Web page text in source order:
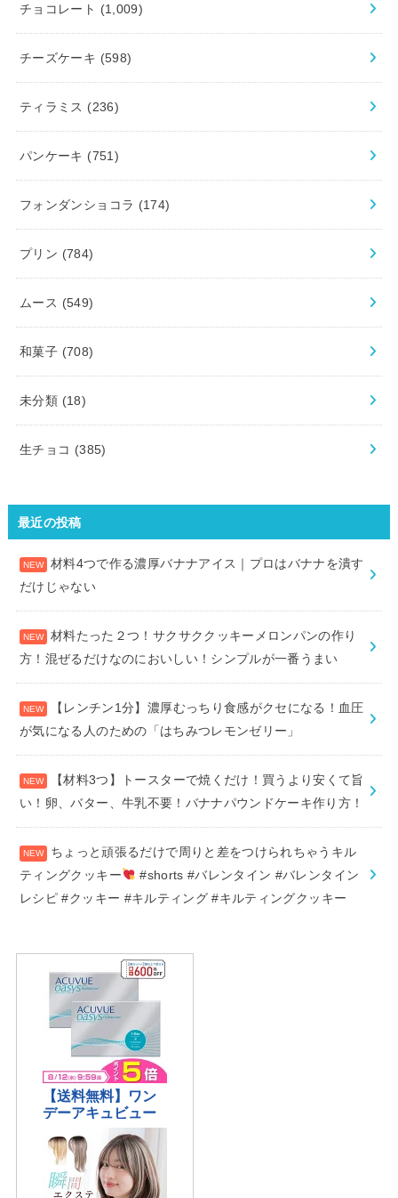
チョコレート (1,009)
チーズケーキ (598)
ティラミス (236)
パンケーキ (751)
フォンダンショコラ (174)
プリン (784)
ムース (549)
和菓子 (708)
未分類 (18)
生チョコ (385)
最近の投稿
材料4つで作る濃厚バナナアイス｜プロはバナナを潰す
だけじゃない
材料たった２つ！サクサククッキーメロンパンの作り
方！混ぜるだけなのにおいしい！シンプルが一番うまい
【レンチン1分】濃厚むっちり食感がクセになる！血圧
が気になる人のための「はちみつレモンゼリー」
【材料3つ】トースターで焼くだけ！買うより安くて旨
い！卵、バター、牛乳不要！バナナパウンドケーキ作り方！
ちょっと頑張るだけで周りと差をつけられちゃうキル
ティングクッキー
#shorts #バレンタイン #バレンタイン
レシピ #クッキー #キルティング #キルティングクッキー